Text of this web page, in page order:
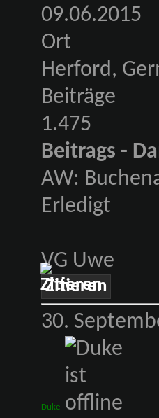
09.06.2015
Ort
Herford,
Beiträge
1.475
Beitrags -
AW:
Erledigt
VG Uwe
Zitieren
30.
Duke